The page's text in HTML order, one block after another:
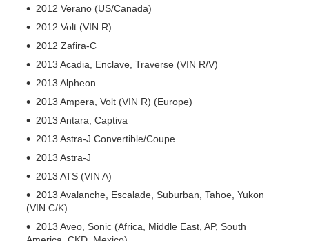
2012 Verano (US/Canada)
2012 Volt (VIN R)
2012 Zafira-C
2013 Acadia, Enclave, Traverse (VIN R/V)
2013 Alpheon
2013 Ampera, Volt (VIN R) (Europe)
2013 Antara, Captiva
2013 Astra-J Convertible/Coupe
2013 Astra-J
2013 ATS (VIN A)
2013 Avalanche, Escalade, Suburban, Tahoe, Yukon
(VIN C/K)
2013 Aveo, Sonic (Africa, Middle East, AP, South